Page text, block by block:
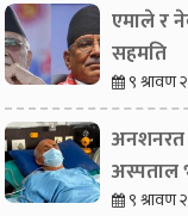
एमाले र
सहमति
९ श्रावण
अनशनरत
अस्पताल
९ श्रावण